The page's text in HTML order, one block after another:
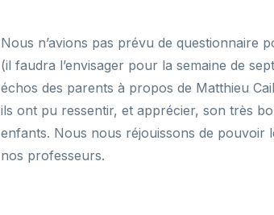
Nous n’avions pas prévu de questionnaire
(il faudra l’envisager pour la semaine de
échos des parents à propos de Matthieu
ils ont pu ressentir, et apprécier, son très
enfants. Nous nous réjouissons de pouvoir
nos professeurs.